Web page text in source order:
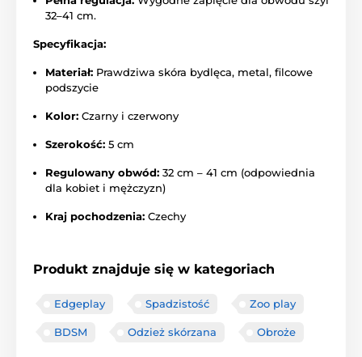
32–41 cm.
Specyfikacja:
Materiał: Prawdziwa skóra bydlęca, metal, filcowe
podszycie
Kolor: Czarny i czerwony
Szerokość: 5 cm
Regulowany obwód: 32 cm – 41 cm (odpowiednia
dla kobiet i mężczyzn)
Kraj pochodzenia: Czechy
Produkt znajduje się w kategoriach
Edgeplay Spadzistość Zoo play
BDSM Odzież skórzana Obroże